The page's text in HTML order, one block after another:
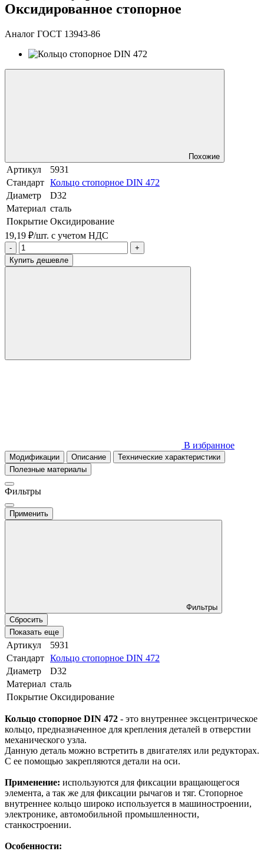
Оксидированное стопорное
Аналог ГОСТ 13943-86
Похожие
Артикул
5931
Стандарт Кольцо стопорное DIN 472
Диаметр
D32
Материал сталь
Покрытие Оксидирование
19,19 ₽/шт. с учетом НДС
-
+
Купить дешевле
В избранное
Модификации Описание
Технические характеристики
Полезные материалы
Фильтры
Применить
Фильтры
Сбросить
Показать еще
Артикул
5931
Стандарт Кольцо стопорное DIN 472
Диаметр
D32
Материал сталь
Покрытие Оксидирование
Кольцо стопорное DIN 472 - это внутреннее эксцентрическое
кольцо, предназначенное для крепления деталей в отверстии
механического узла.
Данную деталь можно встретить в двигателях или редукторах.
С ее помощью закрепляются детали на оси.
Применение: используются для фиксации вращающегося
элемента, а так же для фиксации рычагов и тяг. Стопорное
внутреннее кольцо широко используется в машиностроении,
электронике, автомобильной промышленности,
станкостроении.
Особенности: